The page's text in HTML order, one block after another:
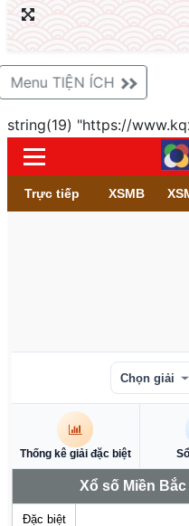
Menu TIỆN ÍCH
string(19) "https://